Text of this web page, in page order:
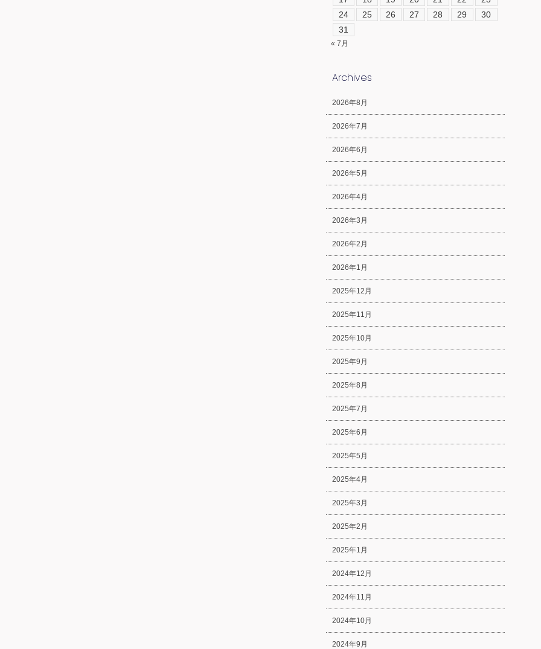
24
25 26 27 28 29
30
31
« 7月
Archives
2026年8月
2026年7月
2026年6月
2026年5月
2026年4月
2026年3月
2026年2月
2026年1月
2025年12月
2025年11月
2025年10月
2025年9月
2025年8月
2025年7月
2025年6月
2025年5月
2025年4月
2025年3月
2025年2月
2025年1月
2024年12月
2024年11月
2024年10月
2024年9月